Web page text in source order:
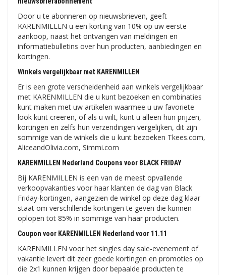
Door u te abonneren op nieuwsbrieven, geeft
KARENMILLEN u een korting van 10% op uw eerste
aankoop, naast het ontvangen van meldingen en
informatiebulletins over hun producten, aanbiedingen en
kortingen.
Winkels vergelijkbaar met KARENMILLEN
Er is een grote verscheidenheid aan winkels vergelijkbaar
met KARENMILLEN die u kunt bezoeken en combinaties
kunt maken met uw artikelen waarmee u uw favoriete
look kunt creëren, of als u wilt, kunt u alleen hun prijzen,
kortingen en zelfs hun verzendingen vergelijken, dit zijn
sommige van de winkels die u kunt bezoeken Tkees.com,
AliceandOlivia.com, Simmi.com
KARENMILLEN Nederland Coupons voor BLACK FRIDAY
Bij KARENMILLEN is een van de meest opvallende
verkoopvakanties voor haar klanten de dag van Black
Friday-kortingen, aangezien de winkel op deze dag klaar
staat om verschillende kortingen te geven die kunnen
oplopen tot 85% in sommige van haar producten.
Coupon voor KARENMILLEN Nederland voor 11.11
KARENMILLEN voor het singles day sale-evenement of
vakantie levert dit zeer goede kortingen en promoties op
die 2x1 kunnen krijgen door bepaalde producten te